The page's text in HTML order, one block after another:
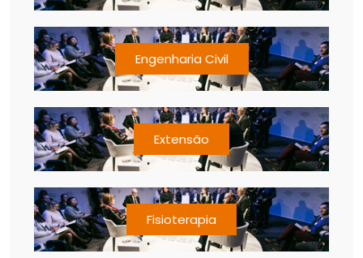
Engenharia Civil
Extensão
Fisioterapia